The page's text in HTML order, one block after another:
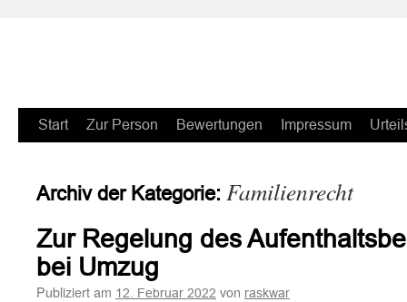
Zum
springen
Start Zur Person Bewertungen Impressum
Archiv der Kategorie: Familienrecht
Zur Regelung des
bei Umzug
Publiziert am 12. Februar 2022 von raskwar